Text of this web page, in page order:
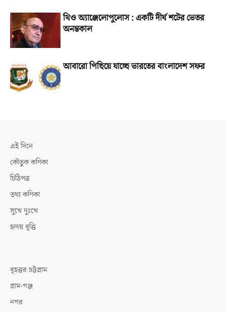
থিও অ্যাঞ্জেলোপুলোস : একটি দীর্ঘ শটের ভেতর
অনন্তকাল
আবারো পিছিয়ে যাচ্ছে ভারতের বাংলাদেশ সফর
এই দিনে
কৌতুক কণিকা
চিঠিপত্র
তথ্য কণিকা
সুখে দুঃখে
হৃদয় বৃত্তি
বৃহত্তর চট্টগ্রাম
গ্রাম-গঞ্জ
নগর